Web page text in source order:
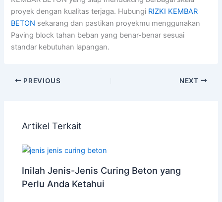
proyek dengan kualitas terjaga. Hubungi RIZKI KEMBAR
BETON sekarang dan pastikan proyekmu menggunakan
Paving block tahan beban yang benar-benar sesuai
standar kebutuhan lapangan.
PREVIOUS NEXT
Artikel Terkait
Inilah Jenis-Jenis Curing Beton yang
Perlu Anda Ketahui